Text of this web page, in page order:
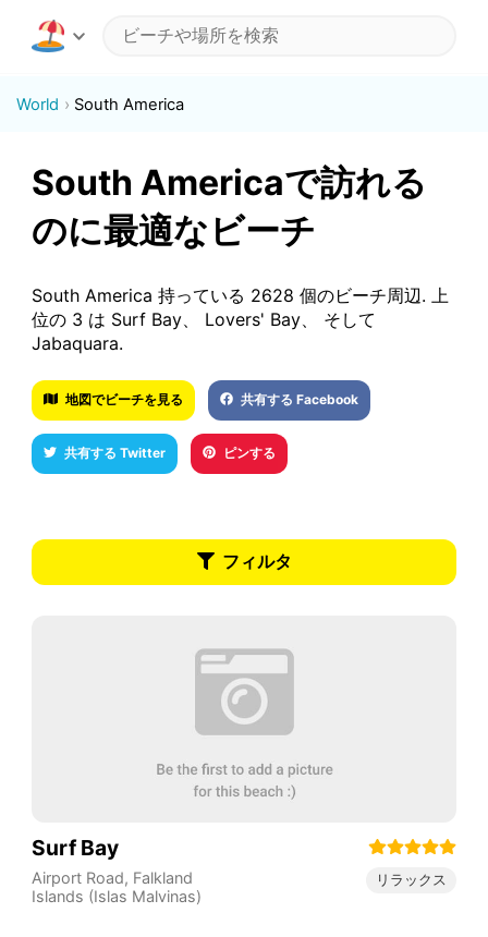
World South America
South Americaで訪れる
のに最適なビーチ
South America 持っている 2628 個のビーチ周辺. 上
位の 3 は Surf Bay、 Lovers' Bay、 そして
Jabaquara.
地図でビーチを見る 共有する Facebook
共有する Twitter ピンする
フィルタ
Surf Bay
Airport Road, Falkland
Islands (Islas Malvinas)
リラックス